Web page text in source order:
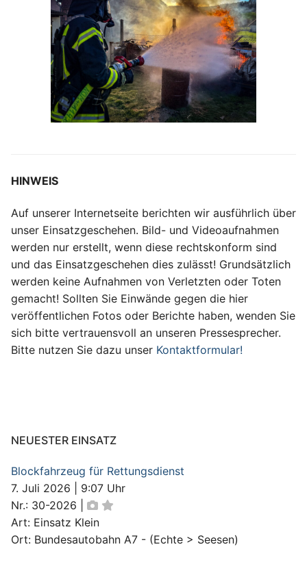
HINWEIS
Auf unserer Internetseite berichten wir ausführlich über
unser Einsatzgeschehen. Bild- und Videoaufnahmen
werden nur erstellt, wenn diese rechtskonform sind
und das Einsatzgeschehen dies zulässt! Grundsätzlich
werden keine Aufnahmen von Verletzten oder Toten
gemacht! Sollten Sie Einwände gegen die hier
veröffentlichen Fotos oder Berichte haben, wenden Sie
sich bitte vertrauensvoll an unseren Pressesprecher.
Bitte nutzen Sie dazu unser Kontaktformular!
NEUESTER EINSATZ
Blockfahrzeug für Rettungsdienst
7. Juli 2026
9:07 Uhr
Nr.: 30-2026
Art: Einsatz Klein
Ort: Bundesautobahn A7 - (Echte > Seesen)